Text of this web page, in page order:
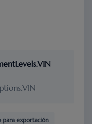
para exportación